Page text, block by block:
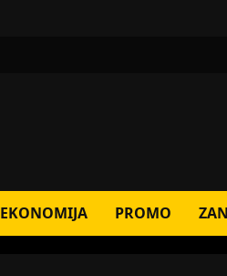
EKONOMIJA PROMO